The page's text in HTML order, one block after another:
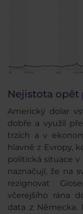
Nejistota opět
Americký dolar
dobře a využil
trzích a v
hlavně z Evropy,
politická situace
naznačují, že na
rezignovat
včerejšího rána
data z Německa.